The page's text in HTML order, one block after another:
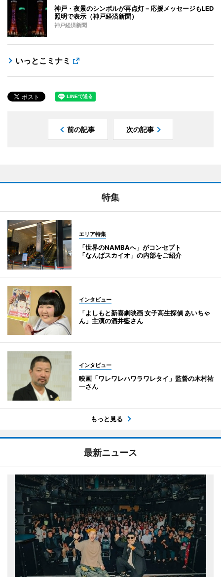
神戸・夜景のシンボルが再点灯－応援メッセージもLED
照明で表示（神戸経済新聞）
神戸経済新聞
いっとこミナミ
前の記事 次の記事
特集
エリア特集
「世界のNAMBAへ」がコンセプト
「なんばスカイオ」の内部をご紹介
インタビュー
「よしもと新喜劇映画 女子高生探偵 あいちゃ
ん」主演の酒井藍さん
インタビュー
映画「ワレワレハワラワレタイ」監督の木村祐
一さん
もっと見る
最新ニュース